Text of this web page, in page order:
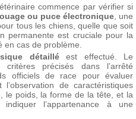
commence par vérifier si
ou puce électronique , une
tous les chiens, quelle que soit
permanente est cruciale pour la
en cas de problème.
détailléest effectué. Le
précisés dans l’arrêté
officiels de race pour évaluer
l’observation de caractéristiques
le poids, la forme de la tête, et la
l’appartenance à une